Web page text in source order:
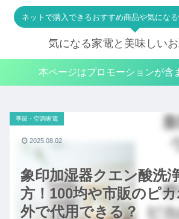
ネットで購入できるおすすめ商品や気にな
気になる家電と美味しい
本ページはプロモーションが含
象印加湿器クエン酸洗
方！100均や市販のピ
外で代用できる？
季節・空調家電
2025.08.02